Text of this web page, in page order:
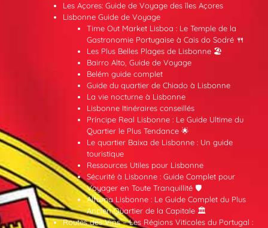
Les Açores: Guide de Voyage des îles Açores
Lisbonne Guide de Voyage
Time Out Market Lisboa : Le Temple de la
Gastronomie Portugaise à Cais do Sodré 🍴
Les Plus Belles Plages de Lisbonne 🏖️
Bairro Alto, Guide de Voyage
Belém guide complet
Guide du quartier de Chiado à Lisbonne
La vie nocturne à Lisbonne
Lisbonne Itinéraires conseillés
Príncipe Real Lisbonne : Le Guide Ultime du
Quartier le Plus Tendance 🌟
Le quartier Baixa de Lisbonne : Un guide
touristique
Ressources Utiles pour Lisbonne
Sécurité à Lisbonne : Guide Complet pour
Voyager en Toute Tranquillité 🛡️
Alfama Lisbonne : Le Guide Complet du Plus
Ancien Quartier de la Capitale 🏛️
Routes des Vins – Les Régions Viticoles du Portugal :